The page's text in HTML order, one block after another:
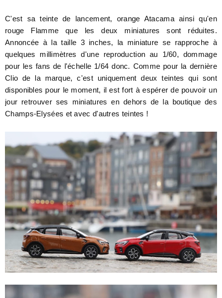
C'est sa teinte de lancement, orange Atacama ainsi qu'en
rouge Flamme que les deux miniatures sont réduites.
Annoncée à la taille 3 inches, la miniature se rapproche à
quelques millimètres d'une reproduction au 1/60, dommage
pour les fans de l'échelle 1/64 donc. Comme pour la dernière
Clio de la marque, c'est uniquement deux teintes qui sont
disponibles pour le moment, il est fort à espérer de pouvoir un
jour retrouver ses miniatures en dehors de la boutique des
Champs-Elysées et avec d'autres teintes !